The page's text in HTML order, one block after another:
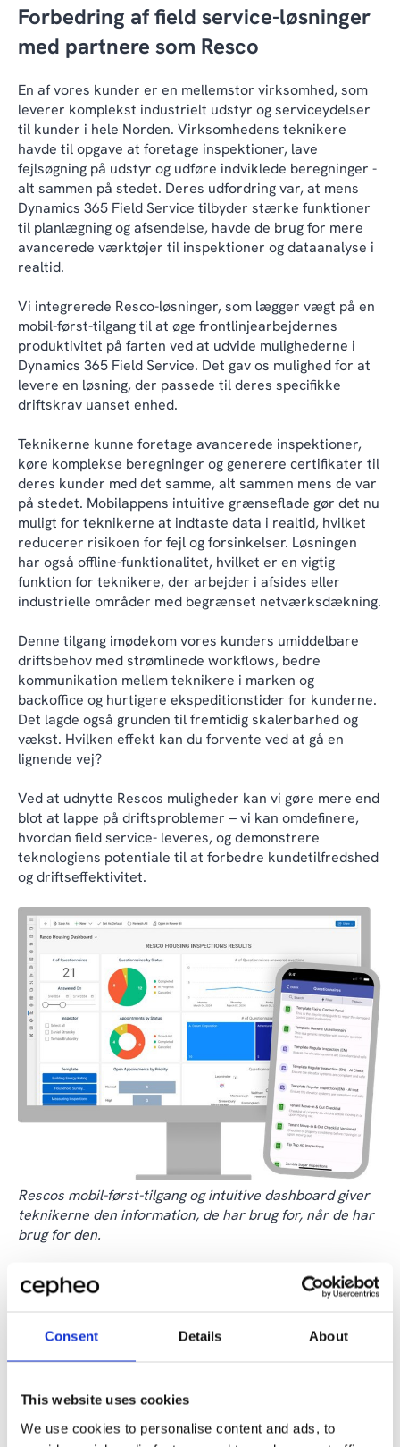
Consent Details About
This website uses cookies
We use cookies to personalise content and ads, to
Forbedring af field service-løsninger
med partnere som Resco
En af vores kunder er en mellemstor virksomhed, som
leverer komplekst industrielt udstyr og serviceydelser
til kunder i hele Norden. Virksomhedens teknikere
havde til opgave at foretage inspektioner, lave
fejlsøgning på udstyr og udføre indviklede beregninger -
alt sammen på stedet. Deres udfordring var, at mens
Dynamics 365 Field Service tilbyder stærke funktioner
til planlægning og afsendelse, havde de brug for mere
avancerede værktøjer til inspektioner og dataanalyse i
realtid.
Vi integrerede Resco-løsninger, som lægger vægt på en
mobil-først-tilgang til at øge frontlinjearbejdernes
produktivitet på farten ved at udvide mulighederne i
Dynamics 365 Field Service. Det gav os mulighed for at
levere en løsning, der passede til deres specifikke
driftskrav uanset enhed.
Teknikerne kunne foretage avancerede inspektioner,
køre komplekse beregninger og generere certifikater til
deres kunder med det samme, alt sammen mens de var
på stedet. Mobilappens intuitive grænseflade gør det nu
muligt for teknikerne at indtaste data i realtid, hvilket
reducerer risikoen for fejl og forsinkelser. Løsningen
har også offline-funktionalitet, hvilket er en vigtig
funktion for teknikere, der arbejder i afsides eller
industrielle områder med begrænset netværksdækning.
Denne tilgang imødekom vores kunders umiddelbare
driftsbehov med strømlinede workflows, bedre
kommunikation mellem teknikere i marken og
backoffice og hurtigere ekspeditionstider for kunderne.
Det lagde også grunden til fremtidig skalerbarhed og
vækst. Hvilken effekt kan du forvente ved at gå en
lignende vej?
Ved at udnytte Rescos muligheder kan vi gøre mere end
blot at lappe på driftsproblemer ‒ vi kan omdefinere,
hvordan field service- leveres, og demonstrere
teknologiens potentiale til at forbedre kundetilfredshed
og driftseffektivitet.
Rescos mobil-først-tilgang og intuitive dashboard giver
teknikerne den information, de har brug for, når de har
brug for den.
Løft forvaltningen af aktiver: en
af aktiver
organisationer møder udfordringer, især når de
ekspanderer. For en hurtigt voksende
produktionsvirksomhed, der var stærkt afhængig af